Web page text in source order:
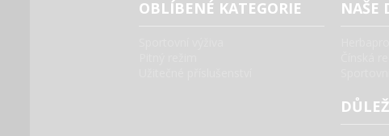
OBLÍBENÉ KATEGORIE NAŠE